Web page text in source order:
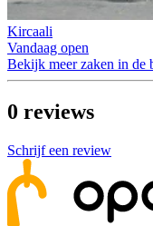
Kircaali
Vandaag open
Bekijk meer zaken in de
0 reviews
Schrijf een review